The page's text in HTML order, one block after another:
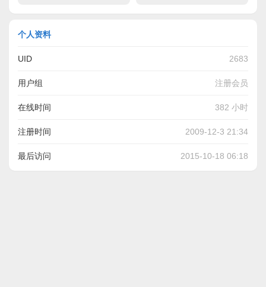
个人资料
UID 2683
用户组 注册会员
在线时间 382 小时
注册时间 2009-12-3 21:34
最后访问 2015-10-18 06:18